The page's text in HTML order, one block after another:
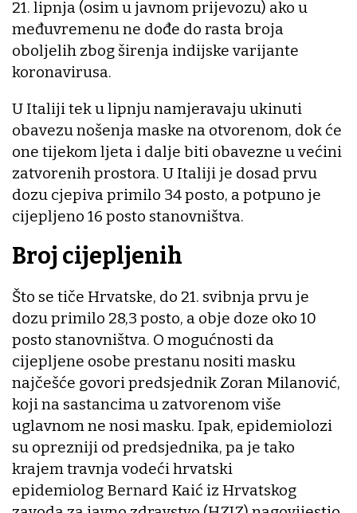
21. lipnja (osim u javnom prijevozu) ako u
međuvremenu ne dođe do rasta broja
oboljelih zbog širenja indijske varijante
koronavirusa.
U Italiji tek u lipnju namjeravaju ukinuti
obavezu nošenja maske na otvorenom, dok će
one tijekom ljeta i dalje biti obavezne u većini
zatvorenih prostora. U Italiji je dosad prvu
dozu cjepiva primilo 34 posto, a potpuno je
cijepljeno 16 posto stanovništva.
Broj cijepljenih
Što se tiče Hrvatske, do 21. svibnja prvu je
dozu primilo 28,3 posto, a obje doze oko 10
posto stanovništva. O mogućnosti da
cijepljene osobe prestanu nositi masku
najčešće govori predsjednik Zoran Milanović,
koji na sastancima u zatvorenom više
uglavnom ne nosi masku. Ipak, epidemiolozi
su oprezniji od predsjednika, pa je tako
krajem travnja vodeći hrvatski
epidemiolog Bernard Kaić iz Hrvatskog